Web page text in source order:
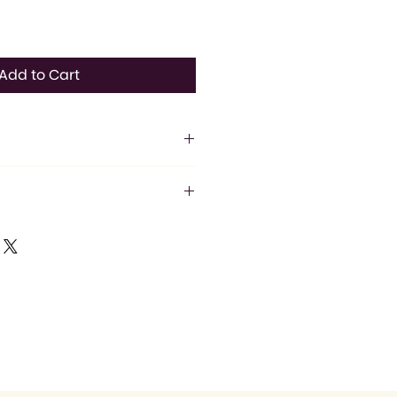
to Cart
dienas (Omniva).